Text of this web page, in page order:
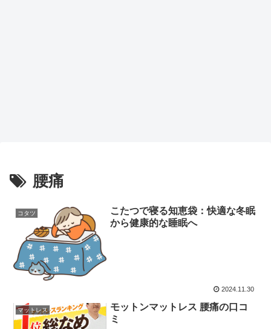
腰痛
コタツ
こたつで寝る知恵袋：快適な冬眠
から健康的な睡眠へ
2024.11.30
マットレス
モットンマットレス 腰痛の口コ
ミ